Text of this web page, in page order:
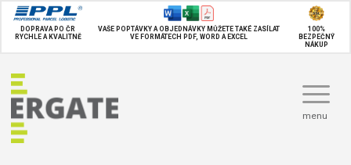
DOPRAVA PO ČR
RYCHLE A KVALITNĚ
VAŠE POPTÁVKY A OBJEDNÁVKY MŮŽETE TAKÉ ZASÍLAT
VE FORMÁTECH PDF, WORD A EXCEL
100%
BEZPEČNÝ
NÁKUP
menu